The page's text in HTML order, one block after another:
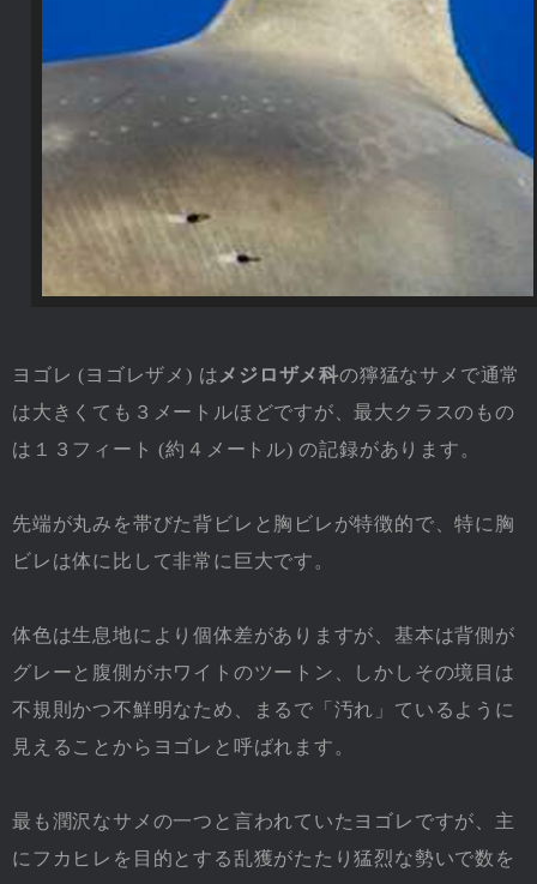
ヨゴレ (ヨゴレザメ) はメジロザメ科の獰猛なサメで通常
は大きくても３メートルほどですが、最大クラスのもの
は１３フィート (約４メートル) の記録があります。
先端が丸みを帯びた背ビレと胸ビレが特徴的で、特に胸
ビレは体に比して非常に巨大です。
体色は生息地により個体差がありますが、基本は背側が
グレーと腹側がホワイトのツートン、しかしその境目は
不規則かつ不鮮明なため、まるで「汚れ」ているように
見えることからヨゴレと呼ばれます。
最も潤沢なサメの一つと言われていたヨゴレですが、主
にフカヒレを目的とする乱獲がたたり猛烈な勢いで数を